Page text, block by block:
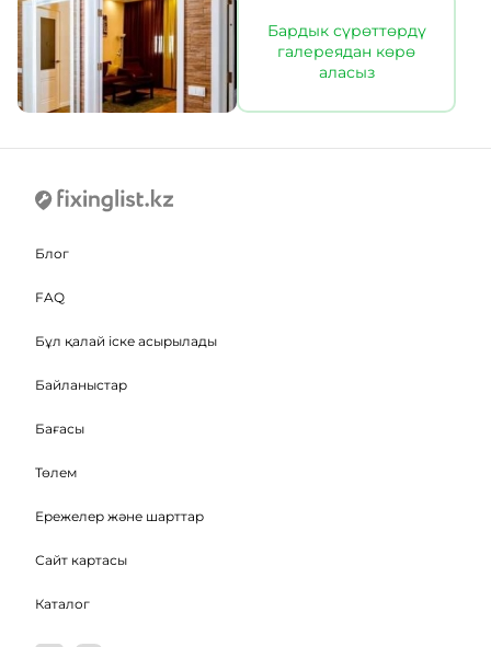
Бардык сүрөттөрдү
галереядан көрө
аласыз
Блог
FAQ
Бұл қалай іске асырылады
Байланыстар
Бағасы
Төлем
Ережелер және шарттар
Сайт картасы
Каталог